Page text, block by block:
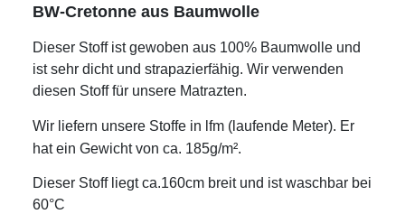
BW-Cretonne aus Baumwolle
Dieser Stoff ist gewoben aus 100% Baumwolle und
ist sehr dicht und strapazierfähig. Wir verwenden
diesen Stoff für unsere Matrazten.
Wir liefern unsere Stoffe in lfm (laufende Meter). Er
hat ein Gewicht von ca. 185g/m².
Dieser Stoff liegt ca.160cm breit und ist waschbar bei
60°C